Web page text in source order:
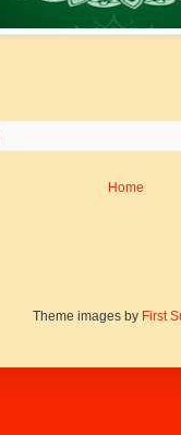
Home
Theme images by First